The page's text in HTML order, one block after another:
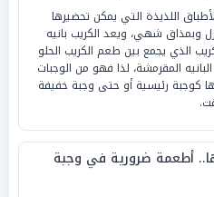
اللذيذة التي يمكن تحضيرها
وبمذاق شهي، ويعد الكريب بانيه
الذي يجمع بين طعم الكريب الحلو
المقرمشة، لذا فهو من الوجبات
كوجبة رئيسية أو حتى وجبة خفيفة
أطعمة ضرورية في وجبة